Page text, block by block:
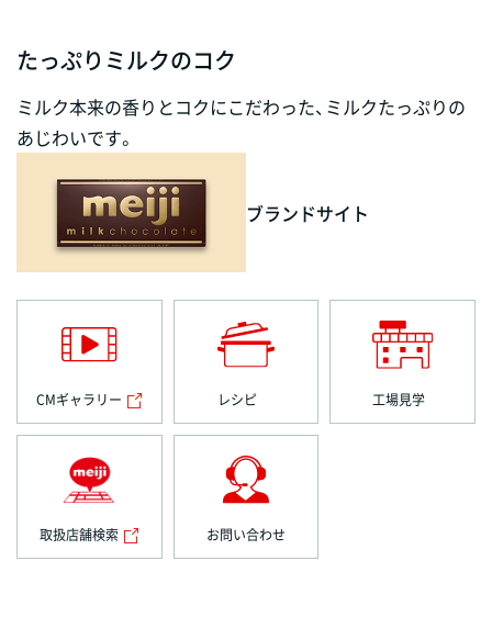
たっぷりミルクのコク
ミルク本来の香りとコクにこだわった、ミルクたっぷりの
あじわいです。
ブランドサイト
CMギャラリー レシピ 工場見学
取扱店舗検索 お問い合わせ